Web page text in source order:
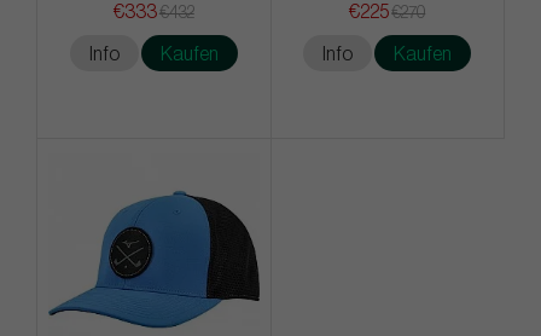
€333€432
Info Kaufen
€225€270
Info Kaufen